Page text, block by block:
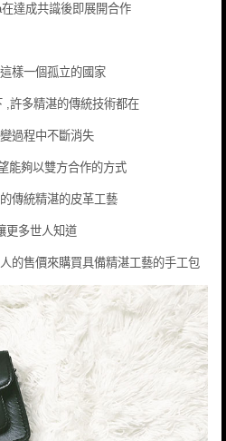
在達成共識後即展開合作
樣一個孤立的國家
,許多精湛的傳統技術都在
過程中不斷消失
能夠以雙方合作的方式
傳統精湛的皮革工藝
更多世人知道
的售價來購買具備精湛工藝的手工包